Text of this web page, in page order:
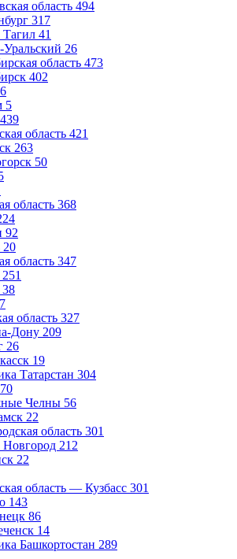
область 494
317
41
26
область 473
402
5
439
область 421
263
50
область 368
92
20
область 347
251
38
область 327
Дону 209
26
19
Татарстан 304
Челны 56
22
область 301
212
22
область — Кузбасс 301
143
86
14
Башкортостан 289